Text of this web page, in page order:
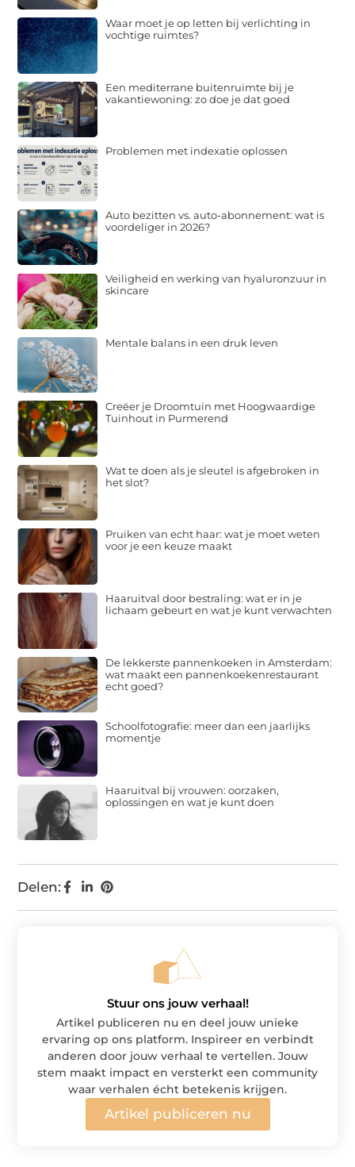
Delen:
Waar moet je op letten bij verlichting in
vochtige ruimtes?
Een mediterrane buitenruimte bij je
vakantiewoning: zo doe je dat goed
Problemen met indexatie oplossen
Auto bezitten vs. auto-abonnement: wat is
voordeliger in 2026?
Veiligheid en werking van hyaluronzuur in
skincare
Mentale balans in een druk leven
Creëer je Droomtuin met Hoogwaardige
Tuinhout in Purmerend
Wat te doen als je sleutel is afgebroken in
het slot?
Pruiken van echt haar: wat je moet weten
voor je een keuze maakt
Haaruitval door bestraling: wat er in je
lichaam gebeurt en wat je kunt verwachten
De lekkerste pannenkoeken in Amsterdam:
wat maakt een pannenkoekenrestaurant
echt goed?
Schoolfotografie: meer dan een jaarlijks
momentje
Haaruitval bij vrouwen: oorzaken,
oplossingen en wat je kunt doen
Stuur ons jouw verhaal!
Artikel publiceren nu en deel jouw unieke
ervaring op ons platform. Inspireer en verbindt
anderen door jouw verhaal te vertellen. Jouw
stem maakt impact en versterkt een community
waar verhalen écht betekenis krijgen.
Artikel publiceren nu